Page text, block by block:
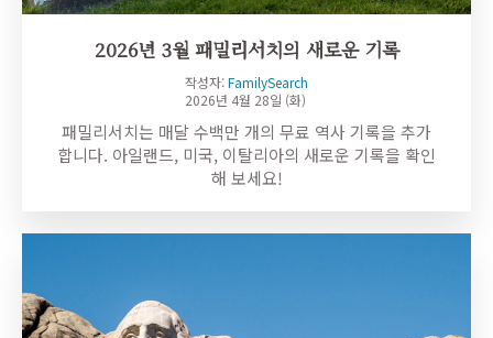
2026년 3월 패밀리서치의 새로운 기록
작성자:FamilySearch
2026년 4월 28일 (화)
패밀리서치는 매달 수백만 개의 무료 역사 기록을 추가
합니다. 아일랜드, 미국, 이탈리아의 새로운 기록을 확인
해 보세요!